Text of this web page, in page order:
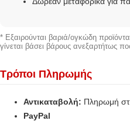
* Εξαιρούνται βαριά/ογκώδη
γίνεται βάσει βάρους ανεξαρτήτως
Τρόποι Πληρωμής
Αντικαταβολή: Πληρωμή
PayPal